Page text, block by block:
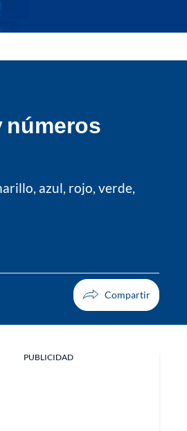
números
azul, rojo, verde,
PUBLICIDAD